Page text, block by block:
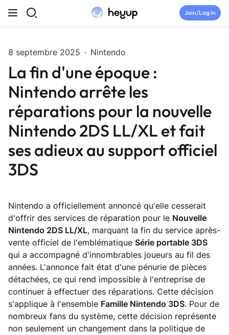
Skip to content
Join/Log in
Newsroom
Tryouts
Discord
Brand Directory
8 septembre 2025 · Nintendo
La fin d'une époque :
Nintendo arrête les
réparations pour la nouvelle
Nintendo 2DS LL/XL et fait
ses adieux au support officiel
3DS
Nintendo a officiellement annoncé qu'elle cesserait
d'offrir des services de réparation pour le Nouvelle
Nintendo 2DS LL/XL, marquant la fin du service après-
vente officiel de l'emblématique Série portable 3DS
qui a accompagné d'innombrables joueurs au fil des
années. L'annonce fait état d'une pénurie de pièces
détachées, ce qui rend impossible à l'entreprise de
continuer à effectuer des réparations. Cette décision
s'applique à l'ensemble Famille Nintendo 3DS. Pour de
nombreux fans du système, cette décision représente
non seulement un changement dans la politique de